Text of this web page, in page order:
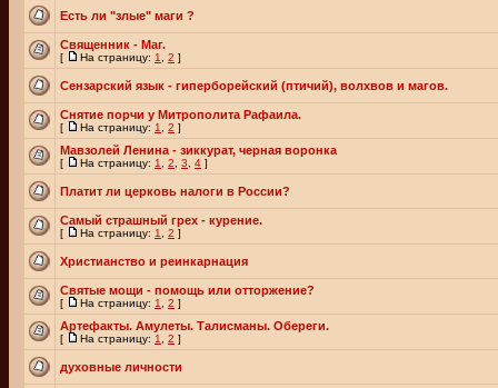
Есть ли "злые" маги ?
Священник - Маг.
[ На страницу: 1 2 ]
Сензарский язык - гиперборейский (птичий), волхвов и магов.
Снятие порчи у Митрополита Рафаила.
[ На страницу: 1 2 ]
Мавзолей Ленина - зиккурат, черная воронка
[ На страницу: 1 2 3 4 ]
Платит ли церковь налоги в России?
Самый страшный грех - курение.
[ На страницу: 1 2 ]
Христианство и реинкарнация
Святые мощи - помощь или отторжение?
[ На страницу: 1 2 ]
Артефакты. Амулеты. Талисманы. Обереги.
[ На страницу: 1 2 ]
духовные личности